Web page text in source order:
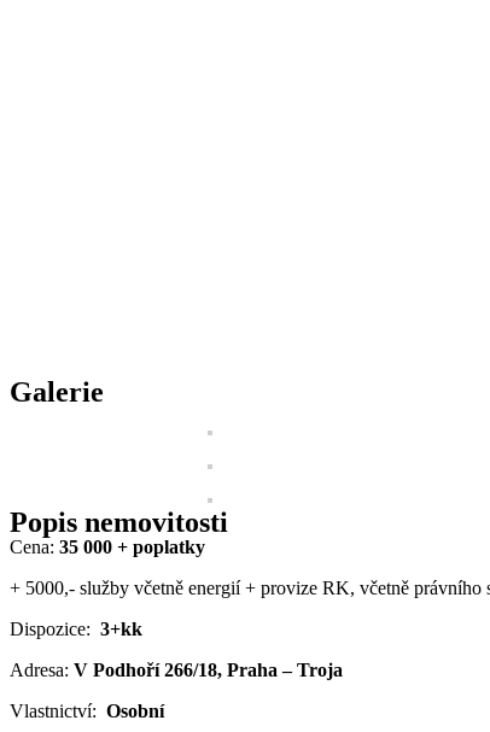
Galerie
Popis nemovitosti
Cena: 35 000 + poplatky
+ 5000,- služby včetně energií + provize RK, včetně právního
Dispozice: 3+kk
Adresa: V Podhoří 266/18, Praha – Troja
Vlastnictví: Osobní